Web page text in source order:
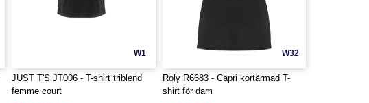
W1
JUST T'S JT006 - T-shirt triblend
femme court
W32
Roly R6683 - Capri kortärmad T-
shirt för dam